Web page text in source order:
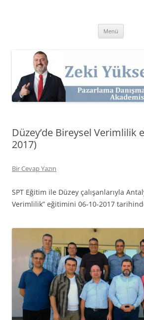
Kişisel Web Sitesi.
Menü
Düzey’de Bireysel Verimlilik
2017)
Bir Cevap Yazın
SPT Eğitim ile Düzey çalışanlarıyla
Verimlilik” eğitimini 06-10-2017